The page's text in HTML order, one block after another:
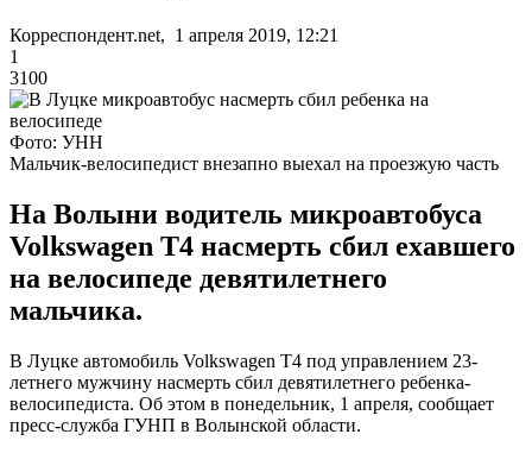
Корреспондент.net, 1 апреля 2019, 12:21
1
3100
Фото: УНН
Мальчик-велосипедист внезапно выехал на проезжую часть
На Волыни водитель микроавтобуса
Volkswagen Т4 насмерть сбил ехавшего
на велосипеде девятилетнего
мальчика.
В Луцке автомобиль Volkswagen Т4 под управлением 23-
летнего мужчину насмерть сбил девятилетнего ребенка-
велосипедиста. Об этом в понедельник, 1 апреля, сообщает
пресс-служба ГУНП в Волынской области.